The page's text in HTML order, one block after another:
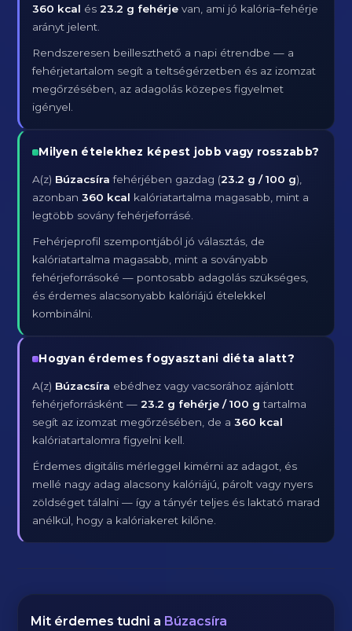
360 kcal és23.2 g fehérje van, ami jó kalória–fehérje
arányt jelent.
Rendszeresen beilleszthető a napi étrendbe — a
fehérjetartalom segít a teltségérzetben és az izomzat
megőrzésében, az adagolás közepes figyelmet
igényel.
Milyen ételekhez képest jobb vagy rosszabb?
A(z) Búzacsíra fehérjében gazdag (23.2 g / 100 g),
azonban360 kcal kalóriatartalma magasabb, mint a
legtöbb sovány fehérjeforrásé.
Fehérjeprofil szempontjából jó választás, de
kalóriatartalma magasabb, mint a soványabb
fehérjeforrásoké — pontosabb adagolás szükséges,
és érdemes alacsonyabb kalóriájú ételekkel
kombinálni.
Hogyan érdemes fogyasztani diéta alatt?
A(z) Búzacsíra ebédhez vagy vacsorához ajánlott
fehérjeforrásként —23.2 g fehérje / 100 g tartalma
segít az izomzat megőrzésében, de a360 kcal
kalóriatartalomra figyelni kell.
Érdemes digitális mérleggel kimérni az adagot, és
mellé nagy adag alacsony kalóriájú, párolt vagy nyers
zöldséget tálalni — így a tányér teljes és laktató marad
anélkül, hogy a kalóriakeret kilőne.
Mit érdemes tudni a Búzacsíra